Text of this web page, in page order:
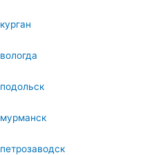
курган
вологда
подольск
мурманск
петрозаводск